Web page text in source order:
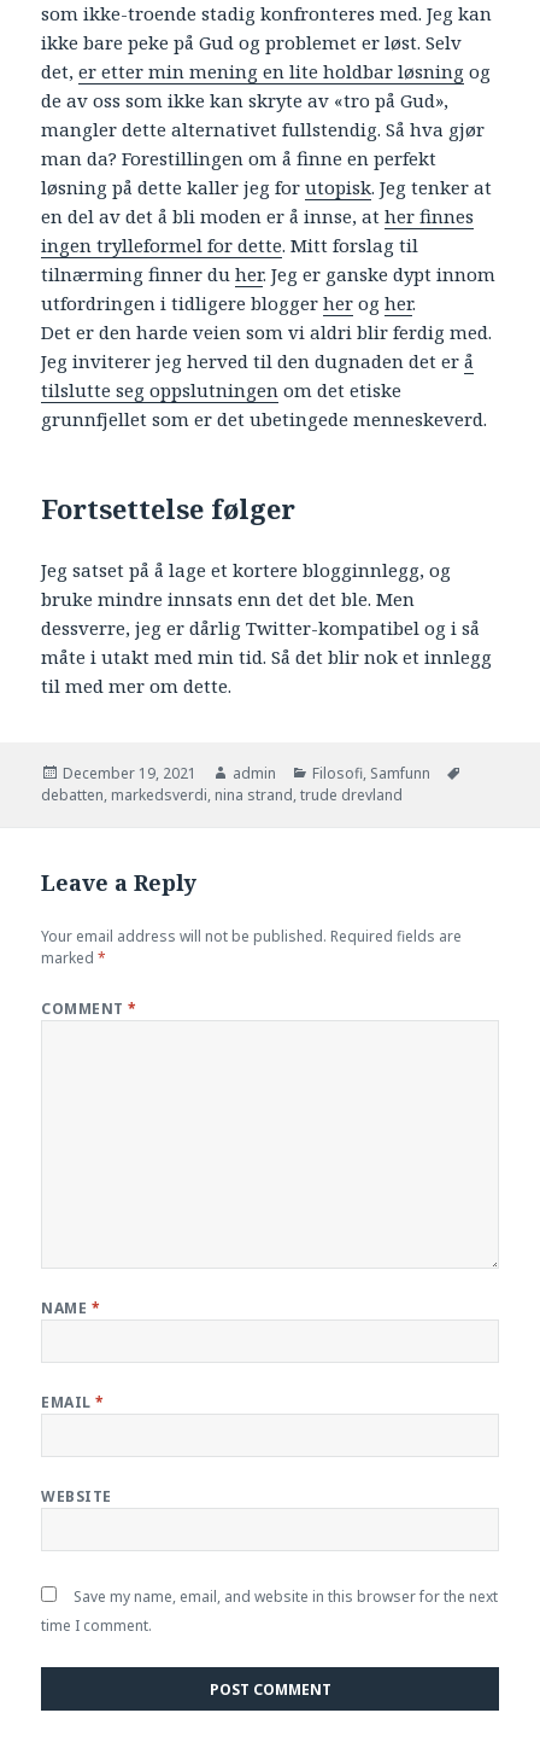
som ikke-troende stadig konfronteres med. Jeg kan
ikke bare peke på Gud og problemet er løst. Selv
det,er etter min mening en lite holdbar løsning og
de av oss som ikke kan skryte av «tro på Gud»,
mangler dette alternativet fullstendig. Så hva gjør
man da? Forestillingen om å finne en perfekt
løsning på dette kaller jeg forutopisk. Jeg tenker at
en del av det å bli moden er å innse, ather finnes
ingen trylleformel for dette. Mitt forslag til
tilnærming finner duher. Jeg er ganske dypt innom
utfordringen i tidligere bloggerher ogher.
Det er den harde veien som vi aldri blir ferdig med.
Jeg inviterer jeg herved til den dugnaden det erå
tilslutte seg oppslutningen om det etiske
grunnfjellet som er det ubetingede menneskeverd.
Fortsettelse følger
Jeg satset på å lage et kortere blogginnlegg, og
bruke mindre innsats enn det det ble. Men
dessverre, jeg er dårlig Twitter-kompatibel og i så
måte i utakt med min tid. Så det blir nok et innlegg
til med mer om dette.
Posted
on
December 19, 2021 Author
admin Categories
Filosofi, Samfunn
debatten, markedsverdi, nina strand,trude drevland
Leave a Reply
Your email address will not be published. Required fields are
marked*
COMMENT*
NAME *
EMAIL*
WEBSITE
Save my name, email, and website in this browser for the next
time I comment.